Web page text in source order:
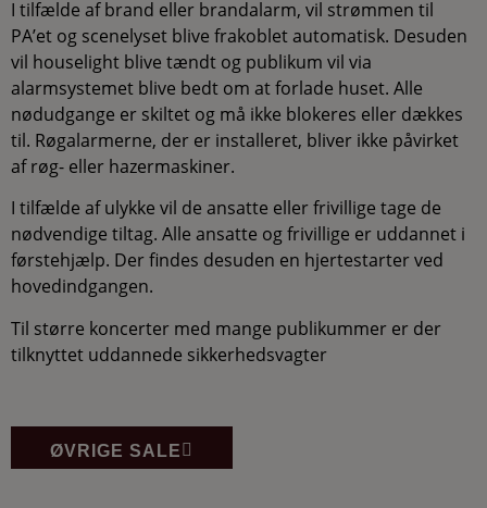
I tilfælde af brand eller brandalarm, vil strømmen til
PA’et og scenelyset blive frakoblet automatisk. Desuden
vil houselight blive tændt og publikum vil via
alarmsystemet blive bedt om at forlade huset. Alle
nødudgange er skiltet og må ikke blokeres eller dækkes
til. Røgalarmerne, der er installeret, bliver ikke påvirket
af røg- eller hazermaskiner.
I tilfælde af ulykke vil de ansatte eller frivillige tage de
nødvendige tiltag. Alle ansatte og frivillige er uddannet i
førstehjælp. Der findes desuden en hjertestarter ved
hovedindgangen.
Til større koncerter med mange publikummer er der
tilknyttet uddannede sikkerhedsvagter
ØVRIGE SALE